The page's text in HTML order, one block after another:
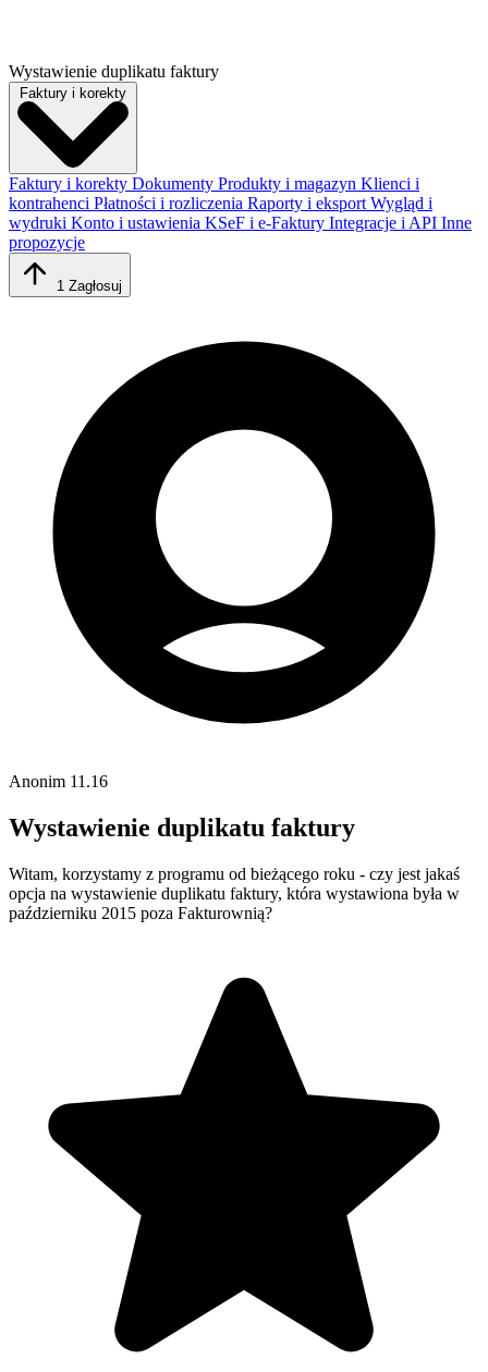
Wystawienie duplikatu faktury
Faktury i korekty
Faktury i korekty Dokumenty Produkty i magazyn Klienci i
kontrahenci Płatności i rozliczenia Raporty i eksport Wygląd i
wydruki Konto i ustawienia KSeF i e-Faktury Integracje i API Inne
propozycje
1 Zagłosuj
Anonim 11.16
Wystawienie duplikatu faktury
Witam, korzystamy z programu od bieżącego roku - czy jest jakaś
opcja na wystawienie duplikatu faktury, która wystawiona była w
październiku 2015 poza Fakturownią?